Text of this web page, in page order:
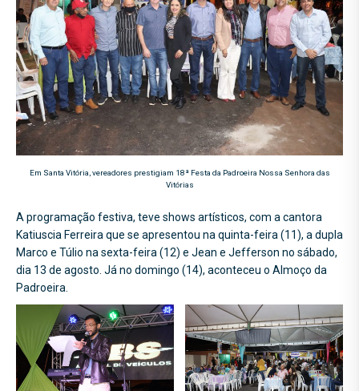
Em Santa Vitória, vereadores prestigiam 18ª Festa da Padroeira Nossa Senhora das
Vitórias
A programação festiva, teve shows artísticos, com a cantora
Katiuscia Ferreira que se apresentou na quinta-feira (11), a dupla
Marco e Túlio na sexta-feira (12) e Jean e Jefferson no sábado,
dia 13 de agosto. Já no domingo (14), aconteceu o Almoço da
Padroeira.